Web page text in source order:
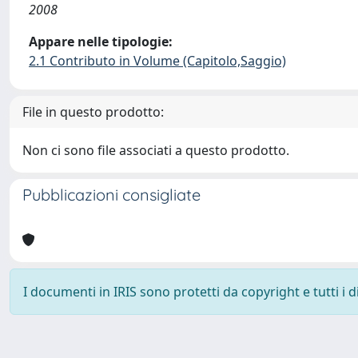
2008
Appare nelle tipologie:
2.1 Contributo in Volume (Capitolo,Saggio)
File in questo prodotto:
Non ci sono file associati a questo prodotto.
Pubblicazioni consigliate
I documenti in IRIS sono protetti da copyright e tutti i